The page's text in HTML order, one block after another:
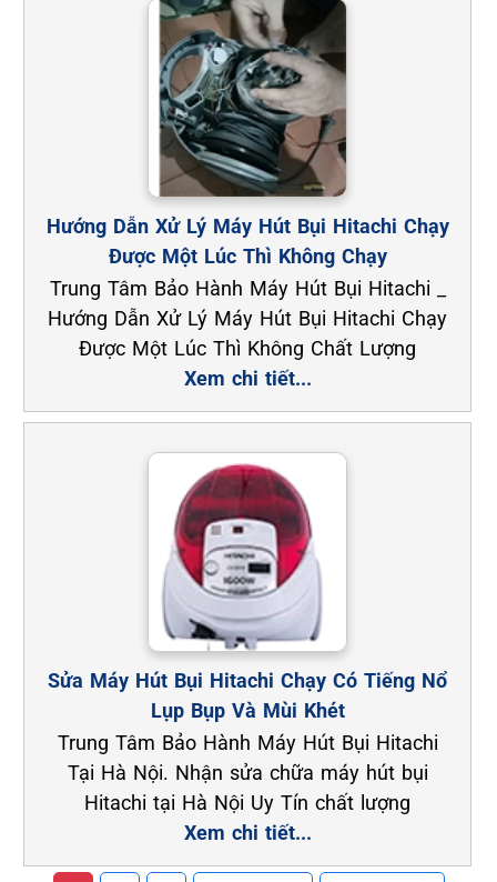
Hướng Dẫn Xử Lý Máy Hút Bụi Hitachi Chạy
Được Một Lúc Thì Không Chạy
Trung Tâm Bảo Hành Máy Hút Bụi Hitachi _
Hướng Dẫn Xử Lý Máy Hút Bụi Hitachi Chạy
Được Một Lúc Thì Không Chất Lượng
Xem chi tiết...
Sửa Máy Hút Bụi Hitachi Chạy Có Tiếng Nổ
Lụp Bụp Và Mùi Khét
Trung Tâm Bảo Hành Máy Hút Bụi Hitachi
Tại Hà Nội. Nhận sửa chữa máy hút bụi
Hitachi tại Hà Nội Uy Tín chất lượng
Xem chi tiết...